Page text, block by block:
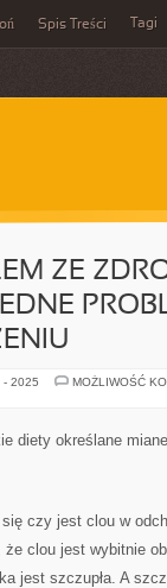
Spis Treści Tagi
ZE
- 2025
MOŻLIWOŚĆ
diety określane
czy jest clou w
clou jest wybitnie
jest szczupła. A